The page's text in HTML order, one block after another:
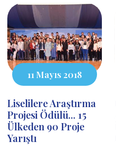
11 Mayıs 2018
Liselilere Araştırma
Projesi Ödülü... 15
Ülkeden 90 Proje
Yarıştı